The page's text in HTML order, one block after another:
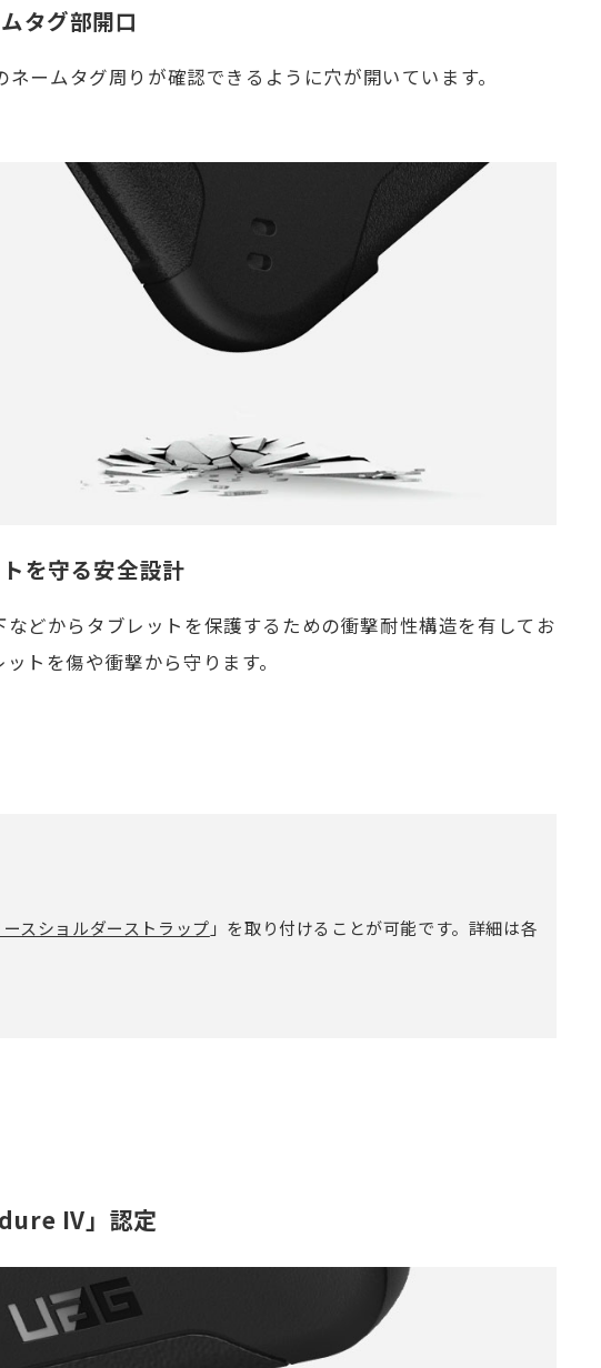
タグ部開口
ネームタグ周りが確認できるように穴が開いています。
を守る安全設計
などからタブレットを保護するための衝撃耐性構造を有してお
ットを傷や衝撃から守ります。
スショルダーストラップ 」を取り付けることが可能です。詳細は各
IV」認定